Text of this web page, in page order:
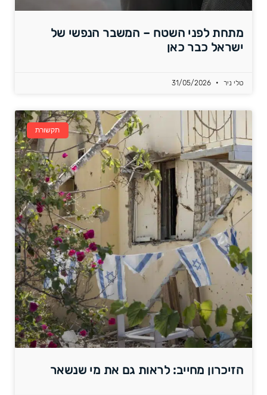
מתחת לפני השטח – המשבר הנפשי של
ישראל כבר כאן
טלי ניר
תקשורת
הזיכרון מחייב: לראות גם את מי שנשאר